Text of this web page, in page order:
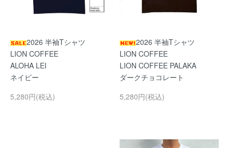
2026 半袖Tシャツ
LION COFFEE
ALOHA LEI
ネイビー
5,280円(税込)
2026 半袖Tシャツ
LION COFFEE
LION COFFEE PALAKA
ダークチョコレート
5,280円(税込)